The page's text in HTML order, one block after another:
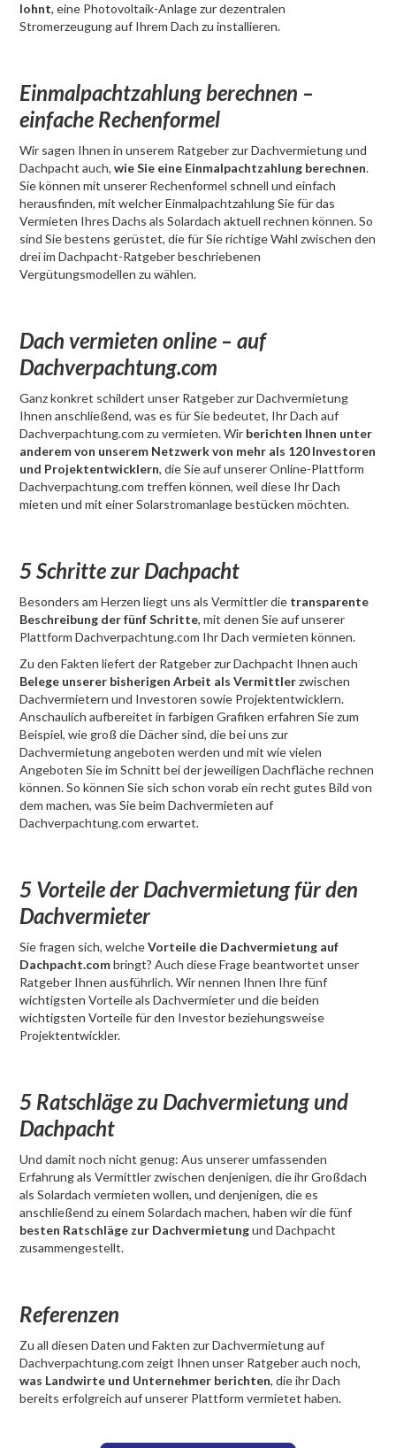
lohnt, eine Photovoltaik-Anlage zur dezentralen
Stromerzeugung auf Ihrem Dach zu installieren.
Einmalpachtzahlung berechnen –
einfache Rechenformel
Wir sagen Ihnen in unserem Ratgeber zur Dachvermietung und
Dachpacht auch,wie Sie eine Einmalpachtzahlung berechnen.
Sie können mit unserer Rechenformel schnell und einfach
herausfinden, mit welcher Einmalpachtzahlung Sie für das
Vermieten Ihres Dachs als Solardach aktuell rechnen können. So
sind Sie bestens gerüstet, die für Sie richtige Wahl zwischen den
drei im Dachpacht-Ratgeber beschriebenen
Vergütungsmodellen zu wählen.
Dach vermieten online – auf
Dachverpachtung.com
Ganz konkret schildert unser Ratgeber zur Dachvermietung
Ihnen anschließend, was es für Sie bedeutet, Ihr Dach auf
Dachverpachtung.com zu vermieten. Wir berichten Ihnen unter
anderem von unserem Netzwerk von mehr als 120 Investoren
und Projektentwicklern, die Sie auf unserer Online-Plattform
Dachverpachtung.com treffen können, weil diese Ihr Dach
mieten und mit einer Solarstromanlage bestücken möchten.
5 Schritte zur Dachpacht
Besonders am Herzen liegt uns als Vermittler die transparente
Beschreibung der fünf Schritte, mit denen Sie auf unserer
Plattform Dachverpachtung.com Ihr Dach vermieten können.
Zu den Fakten liefert der Ratgeber zur Dachpacht Ihnen auch
Belege unserer bisherigen Arbeit als Vermittlerzwischen
Dachvermietern und Investoren sowie Projektentwicklern.
Anschaulich aufbereitet in farbigen Grafiken erfahren Sie zum
Beispiel, wie groß die Dächer sind, die bei uns zur
Dachvermietung angeboten werden und mit wie vielen
Angeboten Sie im Schnitt bei der jeweiligen Dachfläche rechnen
können. So können Sie sich schon vorab ein recht gutes Bild von
dem machen, was Sie beim Dachvermieten auf
Dachverpachtung.com erwartet.
5 Vorteile der Dachvermietung für den
Dachvermieter
Sie fragen sich, welcheVorteile die Dachvermietung auf
Dachpacht.combringt? Auch diese Frage beantwortet unser
Ratgeber Ihnen ausführlich. Wir nennen Ihnen Ihre fünf
wichtigsten Vorteile als Dachvermieter und die beiden
wichtigsten Vorteile für den Investor beziehungsweise
Projektentwickler.
5 Ratschläge zu Dachvermietung und
Dachpacht
Und damit noch nicht genug: Aus unserer umfassenden
Erfahrung als Vermittler zwischen denjenigen, die ihr Großdach
als Solardach vermieten wollen, und denjenigen, die es
anschließend zu einem Solardach machen, haben wir die fünf
besten Ratschläge zur Dachvermietungund Dachpacht
zusammengestellt.
Referenzen
Zu all diesen Daten und Fakten zur Dachvermietung auf
Dachverpachtung.com zeigt Ihnen unser Ratgeber auch noch,
was Landwirte und Unternehmer berichten, die ihr Dach
bereits erfolgreich auf unserer Plattform vermietet haben.